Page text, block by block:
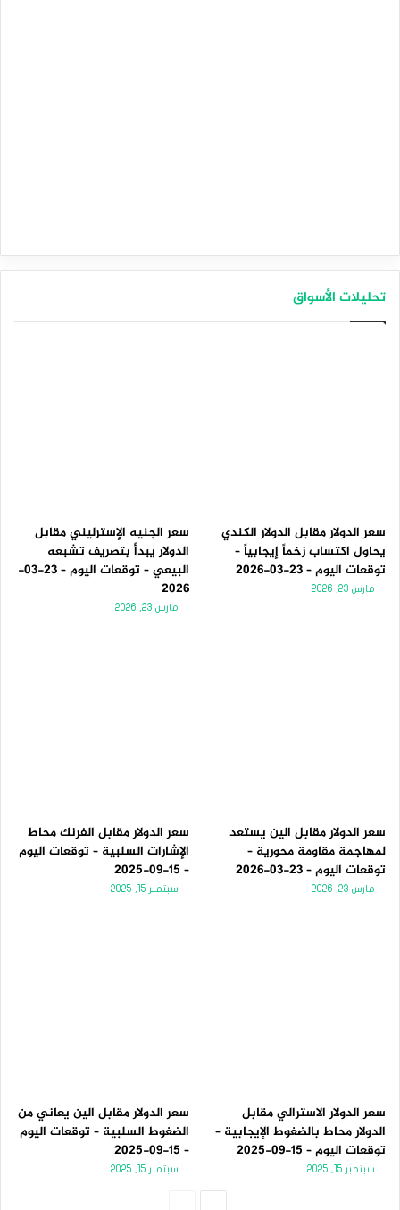
تحليلات الأسواق
سعر الدولار مقابل الدولار الكندي
يحاول اكتساب زخماً إيجابياً –
توقعات اليوم – 23-03-2026
مارس 23, 2026
سعر الجنيه الإسترليني مقابل
الدولار يبدأ بتصريف تشبعه
البيعي – توقعات اليوم – 23-03-
2026
مارس 23, 2026
سعر الدولار مقابل الين يستعد
لمهاجمة مقاومة محورية –
توقعات اليوم – 23-03-2026
مارس 23, 2026
سعر الدولار مقابل الفرنك محاط
الإشارات السلبية – توقعات اليوم
– 15-09-2025
سبتمبر 15, 2025
سعر الدولار الاسترالي مقابل
الدولار محاط بالضغوط الإيجابية –
توقعات اليوم – 15-09-2025
سبتمبر 15, 2025
سعر الدولار مقابل الين يعاني من
الضغوط السلبية – توقعات اليوم
– 15-09-2025
سبتمبر 15, 2025